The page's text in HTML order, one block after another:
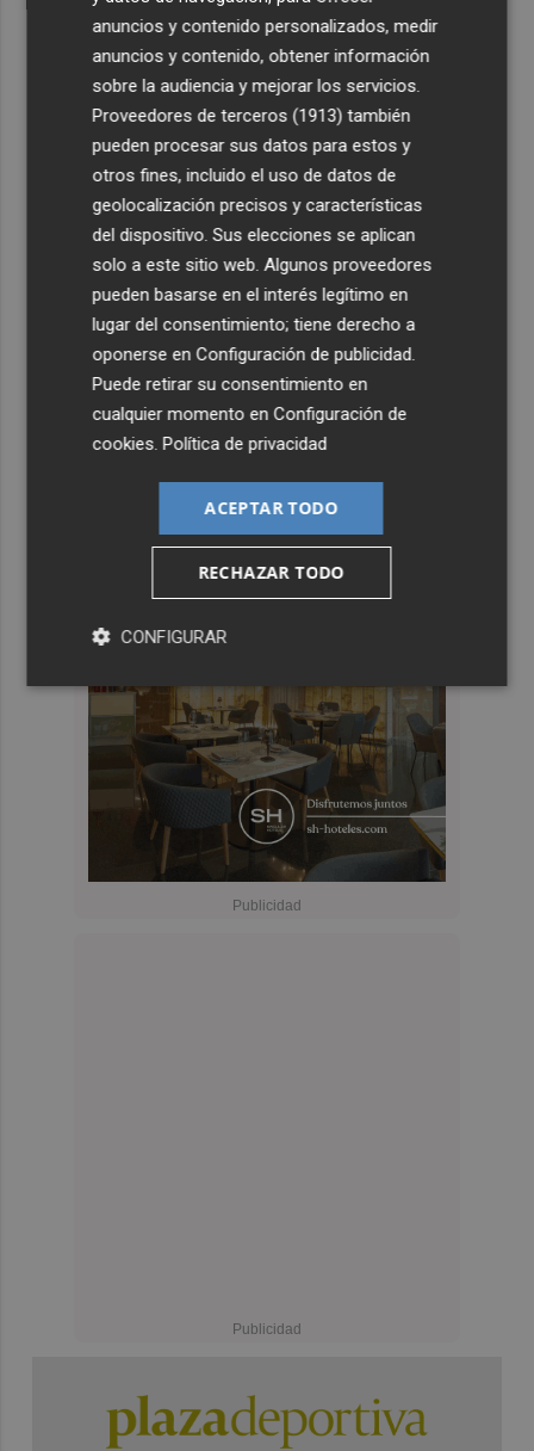
anuncios y contenido personalizados, medir
anuncios y contenido, obtener información
sobre la audiencia y mejorar los servicios.
Proveedores de terceros (1913) también
pueden procesar sus datos para estos y
otros fines, incluido el uso de datos de
geolocalización precisos y características
del dispositivo. Sus elecciones se aplican
solo a este sitio web. Algunos proveedores
pueden basarse en el interés legítimo en
lugar del consentimiento; tiene derecho a
oponerse enConfiguración de publicidad
Puede retirar su consentimiento en
cualquier momento enConfiguración de
cookies .Política de privacidad
ACEPTAR TODO
RECHAZAR TODO
CONFIGURAR